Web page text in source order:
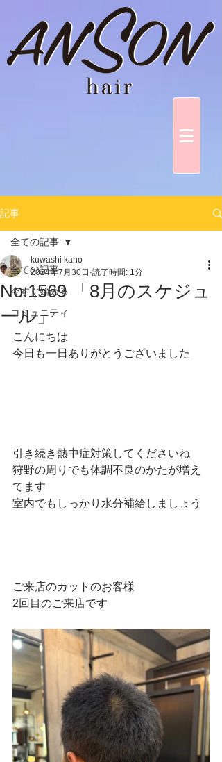
記事
全ての記事
今すぐ始める
コミュニティ
全ての記事
No.1569 「8月のスケジュ
ール」
kuwashi kano
2024年7月30日 読了時間: 1分
こんにちは
今日も一日ありがとうございました
引き続き熱中症対策してくださいね
狩野の周りでも体調不良のかたが増え
てます
室内でもしっかり水分補給しましょう
ご来店のカットのお客様
2回目のご来店です